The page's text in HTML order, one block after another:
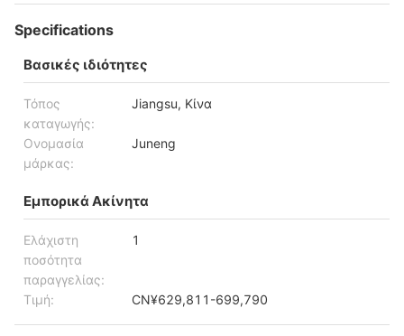
Specifications
Βασικές ιδιότητες
Τόπος
καταγωγής:
Jiangsu, Κίνα
Ονομασία
μάρκας:
Juneng
Εμπορικά Ακίνητα
Ελάχιστη
ποσότητα
παραγγελίας:
1
Τιμή: CN¥629,811-699,790